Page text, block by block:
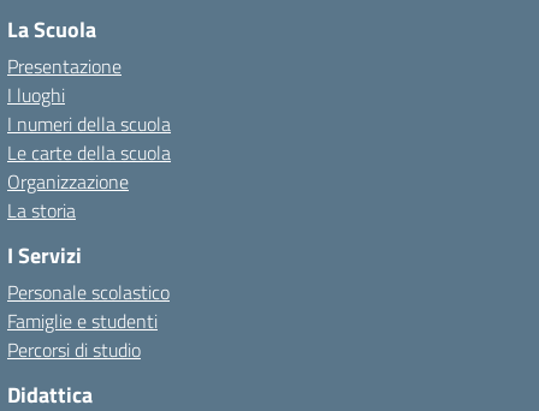
La Scuola
Presentazione
I luoghi
I numeri della scuola
Le carte della scuola
Organizzazione
La storia
I Servizi
Personale scolastico
Famiglie e studenti
Percorsi di studio
Didattica